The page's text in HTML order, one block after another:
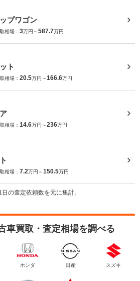
プワゴン
相場： 3万円～587.7万円
ト
相場： 20.5万円～166.6万円
相場： 14.6万円～236万円
相場： 7.2万円～150.5万円
の査定依頼数を元に集計。
車買取・査定相場を調べる
ホンダ 日産 スズキ